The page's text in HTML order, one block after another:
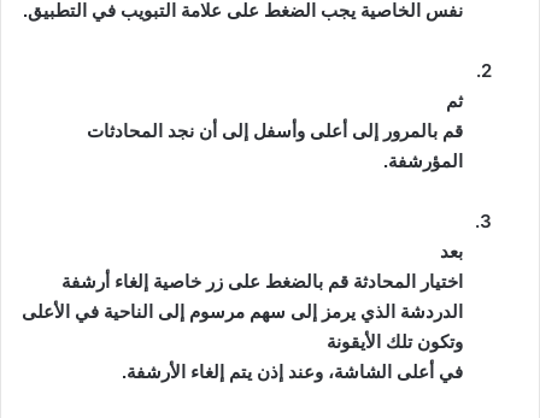
نفس الخاصية يجب الضغط على علامة التبويب في التطبيق.
2.
ثم
قم بالمرور إلى أعلى وأسفل إلى أن نجد المحادثات
المؤرشفة.
3.
بعد
اختيار المحادثة قم بالضغط على زر خاصية إلغاء أرشفة
الدردشة الذي يرمز إلى سهم مرسوم إلى الناحية في الأعلى
وتكون تلك الأيقونة
في أعلى الشاشة، وعند إذن يتم إلغاء الأرشفة.